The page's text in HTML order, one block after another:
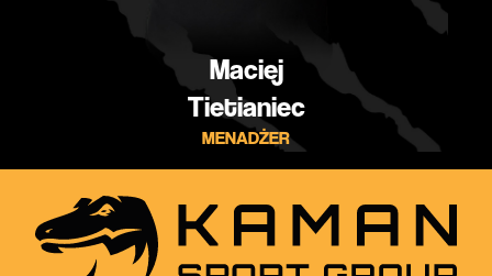
Maciej
Tietianiec
MENADŻER